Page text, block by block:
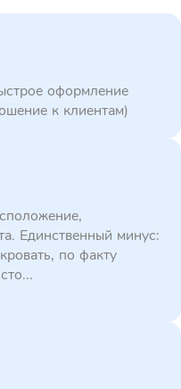
оформление
к клиентам)
Единственный минус:
по факту